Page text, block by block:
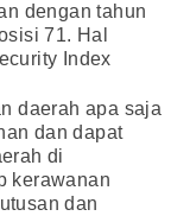
dengan tahun
71. Hal
Index
daerah apa saja
dan dapat
di
kerawanan
dan